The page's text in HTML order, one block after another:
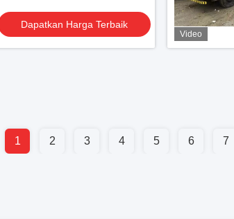
Dapatkan Harga Terbaik
Video
1 2 3 4 5 6 7